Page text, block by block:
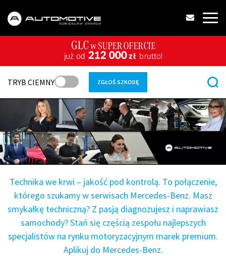
TRYB CIEMNY ZGŁOŚ SZKODĘ
Technika we krwi – jakość pod kontrolą. To połączenie,
którego szukamy w serwisach Mercedes-Benz. Masz
smykałkę techniczną? Z pasją diagnozujesz i naprawiasz
samochody? Stań się częścią zespołu najlepszych
specjalistów na rynku motoryzacyjnym marek premium.
Aplikuj do Mercedes-Benz.